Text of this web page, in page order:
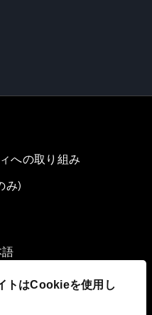
トはCookieを使用し
への取り組み
み)
語